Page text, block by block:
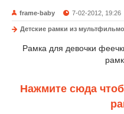
frame-baby 7-02-2012, 19:26
Детские рамки из
Рамка для девочки
Нажмите сюда